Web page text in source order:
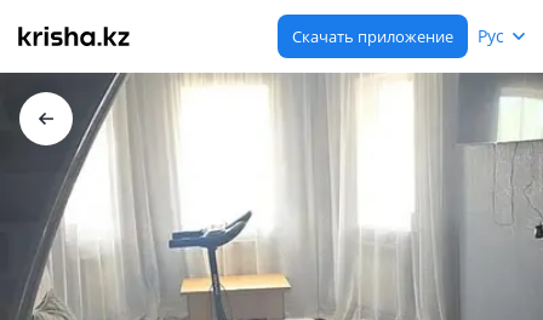
Скачать приложение Рус